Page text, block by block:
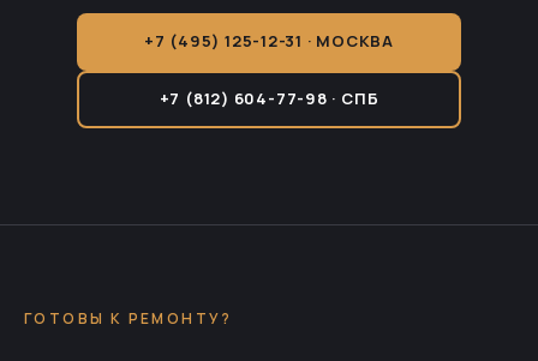
+7 (495) 125-12-31 · МОСКВА
+7 (812) 604-77-98 · СПБ
ГОТОВЫ К РЕМОНТУ?